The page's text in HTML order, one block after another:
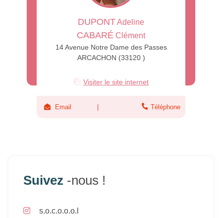
DUPONTAdeline
CABARÉ Clément
14 Avenue Notre Dame des Passes
ARCACHON (33120 )
Visiter le site internet
Email Téléphone
Suivez -nous !
s.o.c.o.o.o.l